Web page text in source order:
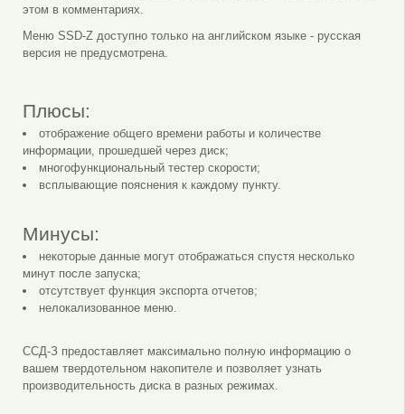
этом в комментариях.
Меню SSD-Z доступно только на английском языке - русская
версия не предусмотрена.
Плюсы:
отображение общего времени работы и количестве
информации, прошедшей через диск;
многофункциональный тестер скорости;
всплывающие пояснения к каждому пункту.
Минусы:
некоторые данные могут отображаться спустя несколько
минут после запуска;
отсутствует функция экспорта отчетов;
нелокализованное меню.
ССД-З предоставляет максимально полную информацию о
вашем твердотельном накопителе и позволяет узнать
производительность диска в разных режимах.